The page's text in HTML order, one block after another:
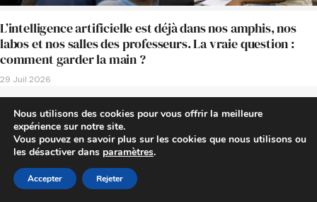
L’intelligence artificielle est déjà dans nos amphis, nos
labos et nos salles des professeurs. La vraie question :
comment garder la main ?
29 Juil 2026
CONTRIBUTIONS
Nous utilisons des cookies pour vous offrir la meilleure
expérience sur notre site.
Vous pouvez en savoir plus sur les cookies que nous utilisons ou
les désactiver dans paramètres.
Accepter Rejeter